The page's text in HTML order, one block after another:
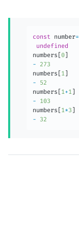
const number=
undefined
numbers
0
-
273
numbers
1
-
52
numbers
1+1
-
103
numbers
1*3
-
32